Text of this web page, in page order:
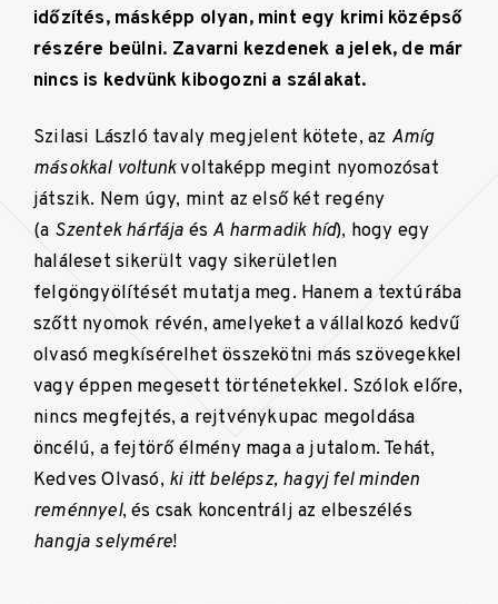
időzítés, másképp olyan, mint egy krimi középső
részére beülni. Zavarni kezdenek a jelek, de már
nincs is kedvünk kibogozni a szálakat.
Szilasi László tavaly megjelent kötete, az Amíg
másokkal voltunkvoltaképp megint nyomozósat
játszik. Nem úgy, mint az első két regény
(a Szentek hárfája és A harmadik híd), hogy egy
haláleset sikerült vagy sikerületlen
felgöngyölítését mutatja meg. Hanem a textúrába
szőtt nyomok révén, amelyeket a vállalkozó kedvű
olvasó megkísérelhet összekötni más szövegekkel
vagy éppen megesett történetekkel. Szólok előre,
nincs megfejtés, a rejtvénykupac megoldása
öncélú, a fejtörő élmény maga a jutalom. Tehát,
Kedves Olvasó, ki itt belépsz, hagyj fel minden
reménnyel, és csak koncentrálj az elbeszélés
hangja selymére!